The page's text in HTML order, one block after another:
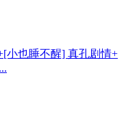
小也睡不醒] 真孔剧情+